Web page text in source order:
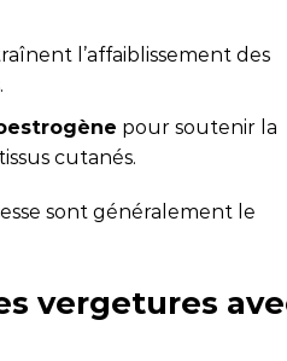
l’affaiblissement des
pour soutenir la
cutanés.
sont généralement le
vergetures